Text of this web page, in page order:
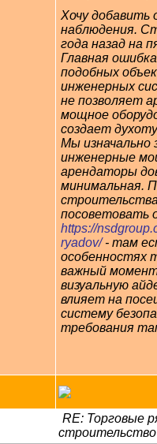
Хочу добавить
наблюдения.
года назад на
Главная
подобных
инженерных
не позволяет
мощное
создает
Мы изначально
инженерные
арендаторы
минимальная.
посоветовать
https://
ryadov/- там
особенностях
важный
визуальную
влияет на
систему
требования
RE: Торговые
строительство